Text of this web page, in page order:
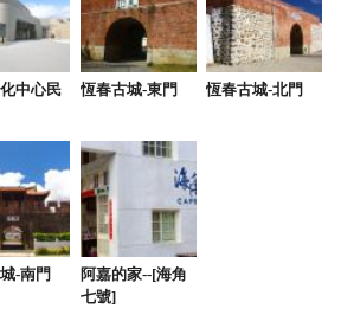
2024-08-29 21:15:28
環境乾淨舒適、設備齊全提供桌遊、
⋯，帥氣老闆和美麗闆娘服務貼心熱
至如家
2024-07-21 13:29:34
超美❤️ 環境舒服又乾淨 廁所還乾濕分
新 超級推推
中心民
恆春古城-東門 恆春古城-北門
-南門
阿嘉的家--[海角
七號]